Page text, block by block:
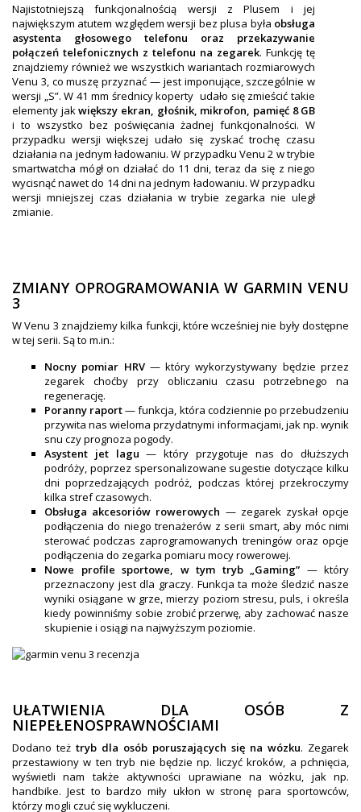
Najistotniejszą funkcjonalnością wersji z Plusem i jej
największym atutem względem wersji bez plusa była obsługa
asystenta głosowego telefonu oraz przekazywanie
połączeń telefonicznych z telefonu na zegarek. Funkcję tę
znajdziemy również we wszystkich wariantach rozmiarowych
Venu 3, co muszę przyznać — jest imponujące, szczególnie w
wersji „S”. W 41 mm średnicy koperty udało się zmieścić takie
elementy jak większy ekran, głośnik, mikrofon, pamięć 8 GB
i to wszystko bez poświęcania żadnej funkcjonalności. W
przypadku wersji większej udało się zyskać trochę czasu
działania na jednym ładowaniu. W przypadku Venu 2 w trybie
smartwatcha mógł on działać do 11 dni, teraz da się z niego
wycisnąć nawet do 14 dni na jednym ładowaniu. W przypadku
wersji mniejszej czas działania w trybie zegarka nie uległ
zmianie.
ZMIANY OPROGRAMOWANIA W GARMIN VENU
3
W Venu 3 znajdziemy kilka funkcji, które wcześniej nie były dostępne
w tej serii. Są to m.in.:
Nocny pomiar HRV— który wykorzystywany będzie przez
zegarek choćby przy obliczaniu czasu potrzebnego na
regenerację.
Poranny raport— funkcja, która codziennie po przebudzeniu
przywita nas wieloma przydatnymi informacjami, jak np. wynik
snu czy prognoza pogody.
Asystent jet lagu — który przygotuje nas do dłuższych
podróży, poprzez spersonalizowane sugestie dotyczące kilku
dni poprzedzających podróż, podczas której przekroczymy
kilka stref czasowych.
Obsługa akcesoriów rowerowych — zegarek zyskał opcje
podłączenia do niego trenażerów z serii smart, aby móc nimi
sterować podczas zaprogramowanych treningów oraz opcje
podłączenia do zegarka pomiaru mocy rowerowej.
Nowe profile sportowe, w tym tryb „Gaming” — który
przeznaczony jest dla graczy. Funkcja ta może śledzić nasze
wyniki osiągane w grze, mierzy poziom stresu, puls, i określa
kiedy powinniśmy sobie zrobić przerwę, aby zachować nasze
skupienie i osiągi na najwyższym poziomie.
UŁATWIENIA DLA OSÓB Z
NIEPEŁENOSPRAWNOŚCIAMI
Dodano też tryb dla osób poruszających się na wózku. Zegarek
przestawiony w ten tryb nie będzie np. liczyć kroków, a pchnięcia,
wyświetli nam także aktywności uprawiane na wózku, jak np.
handbike. Jest to bardzo miły ukłon w stronę para sportowców,
którzy mogli czuć się wykluczeni.